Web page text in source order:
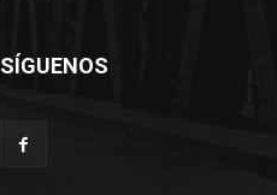
SÍGUENOS